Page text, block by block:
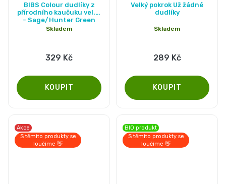
BIBS Colour dudlíky z
přírodního kaučuku vel. 3
- Sage/Hunter Green
Skladem
329 Kč
Velký pokrok Už žádné
dudlíky
Skladem
289 Kč
Akce
S těmito produkty se
loučíme 👋
BIO produkt
S těmito produkty se
loučíme 👋